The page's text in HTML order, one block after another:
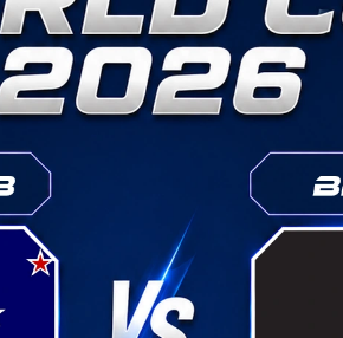
Mulai Rp1,875 Juta, Ini Detail Kategori
Kesehatan Primer Indonesia Lewat Riset
Juta, Samsung Ungkap Alasannya